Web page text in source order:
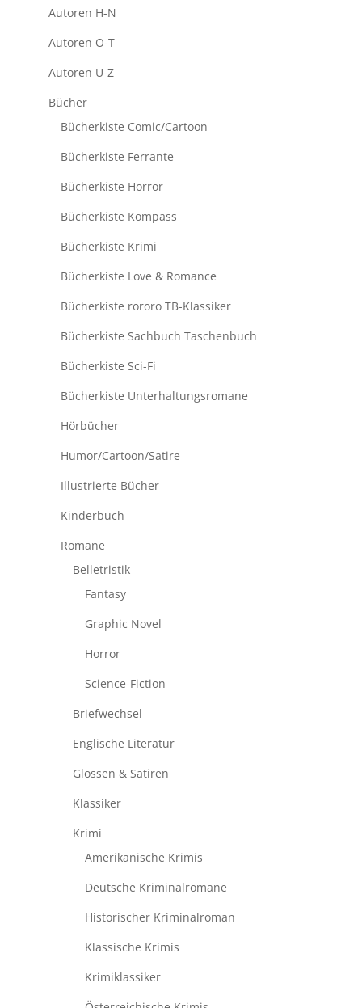
Autoren H-N
Autoren O-T
Autoren U-Z
Bücher
Bücherkiste Comic/Cartoon
Bücherkiste Ferrante
Bücherkiste Horror
Bücherkiste Kompass
Bücherkiste Krimi
Bücherkiste Love & Romance
Bücherkiste rororo TB-Klassiker
Bücherkiste Sachbuch Taschenbuch
Bücherkiste Sci-Fi
Bücherkiste Unterhaltungsromane
Hörbücher
Humor/Cartoon/Satire
Illustrierte Bücher
Kinderbuch
Romane
Belletristik
Fantasy
Graphic Novel
Horror
Science-Fiction
Briefwechsel
Englische Literatur
Glossen & Satiren
Klassiker
Krimi
Amerikanische Krimis
Deutsche Kriminalromane
Historischer Kriminalroman
Klassische Krimis
Krimiklassiker